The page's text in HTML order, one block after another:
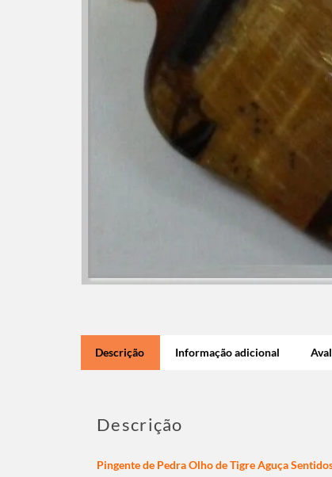
Descrição Informação adicional
Descrição
Pingente de Pedra Olho de Tigre Aguça